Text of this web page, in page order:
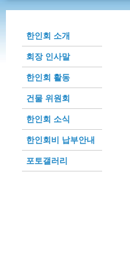
한인회 소개
회장 인사말
한인회 활동
건물 위원회
한인회 소식
한인회비 납부안내
포토갤러리